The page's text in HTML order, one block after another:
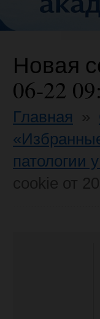
Новая
06-22
Главная
патологии